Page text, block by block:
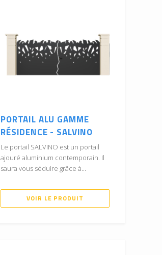
PORTAIL ALU GAMME
RÉSIDENCE - SALVINO
Le portail SALVINO est un portail
ajouré aluminium contemporain. Il
saura vous séduire grâce à...
VOIR LE PRODUIT